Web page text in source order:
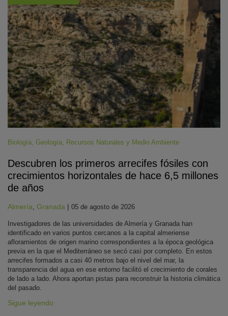
Biología Geología Recursos Naturales y Medio Ambiente
Descubren los primeros arrecifes fósiles con
crecimientos horizontales de hace 6,5 millones
de años
Almería Granada | 05 de agosto de 2026
Investigadores de las universidades de Almería y Granada han
identificado en varios puntos cercanos a la capital almeriense
afloramientos de origen marino correspondientes a la época geológica
previa en la que el Mediterráneo se secó casi por completo. En estos
arrecifes formados a casi 40 metros bajo el nivel del mar, la
transparencia del agua en ese entorno facilitó el crecimiento de corales
de lado a lado. Ahora aportan pistas para reconstruir la historia climática
del pasado.
Sigue leyendo